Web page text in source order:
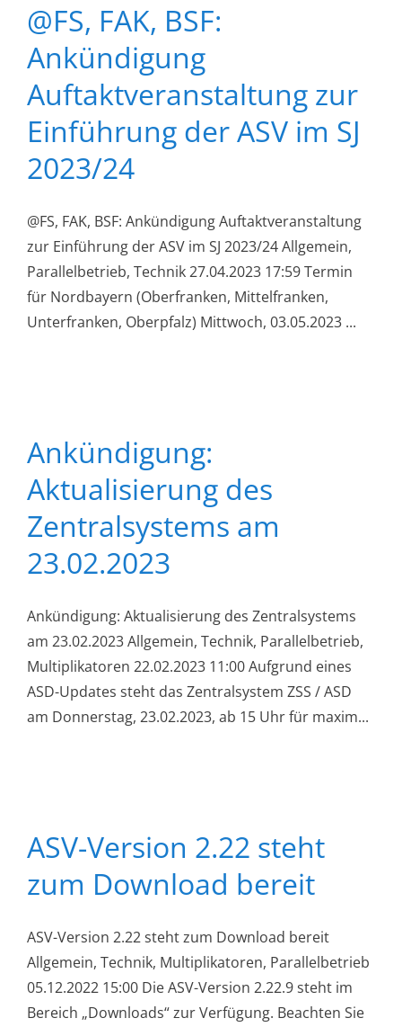
@FS, FAK, BSF:
Ankündigung
Auftaktveranstaltung zur
Einführung der ASV im SJ
2023/24
@FS, FAK, BSF: Ankündigung Auftaktveranstaltung
zur Einführung der ASV im SJ 2023/24 Allgemein,
Parallelbetrieb, Technik 27.04.2023 17:59 Termin
für Nordbayern (Oberfranken, Mittelfranken,
Unterfranken, Oberpfalz) Mittwoch, 03.05.2023 ...
Ankündigung:
Aktualisierung des
Zentralsystems am
23.02.2023
Ankündigung: Aktualisierung des Zentralsystems
am 23.02.2023 Allgemein, Technik, Parallelbetrieb,
Multiplikatoren 22.02.2023 11:00 Aufgrund eines
ASD-Updates steht das Zentralsystem ZSS / ASD
am Donnerstag, 23.02.2023, ab 15 Uhr für maxim...
ASV-Version 2.22 steht
zum Download bereit
ASV-Version 2.22 steht zum Download bereit
Allgemein, Technik, Multiplikatoren, Parallelbetrieb
05.12.2022 15:00 Die ASV-Version 2.22.9 steht im
Bereich „Downloads“ zur Verfügung. Beachten Sie